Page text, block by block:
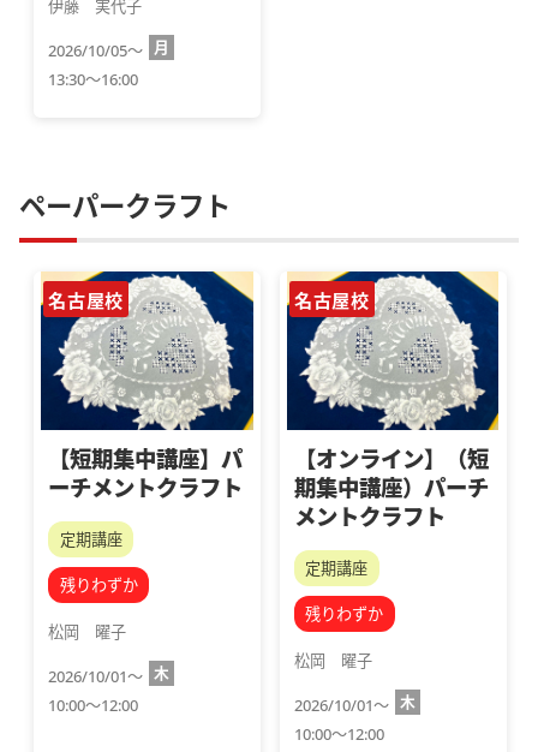
伊藤　実代子
2026/10/05～ 月
13:30～16:00
ペーパークラフト
名古屋校
【短期集中講座】パ
ーチメントクラフト
定期講座
残りわずか
松岡　曜子
2026/10/01～ 木
10:00～12:00
名古屋校
【オンライン】（短
期集中講座）パーチ
メントクラフト
定期講座
残りわずか
松岡　曜子
2026/10/01～ 木
10:00～12:00